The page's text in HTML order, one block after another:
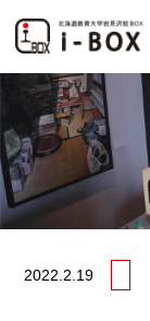
2022. 2.19